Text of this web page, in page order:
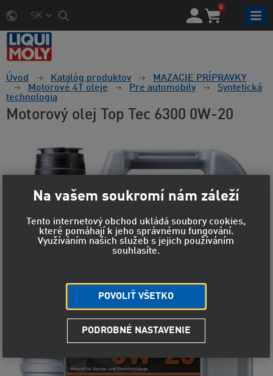
SK
0
Úvod Katalóg produktov
MAZACIE PRÍPRAVKY
Motorové 4T oleje
Pre automobily
Syntetická
technologia
Motorový olej Top Tec 6300 0W-20
Na vašem soukromí nám záleží
Tento internetový obchod ukládá soubory cookies,
které pomáhají k jeho správnému fungování.
Využíváním našich služeb s jejich používáním
souhlasíte.
POVOLIŤ VŠETKO
PODROBNÉ NASTAVENIE